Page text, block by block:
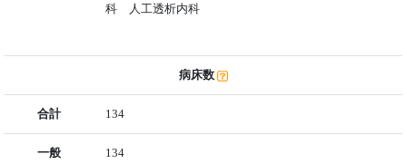
科 人工透析内科
病床数
合計 134
一般 134